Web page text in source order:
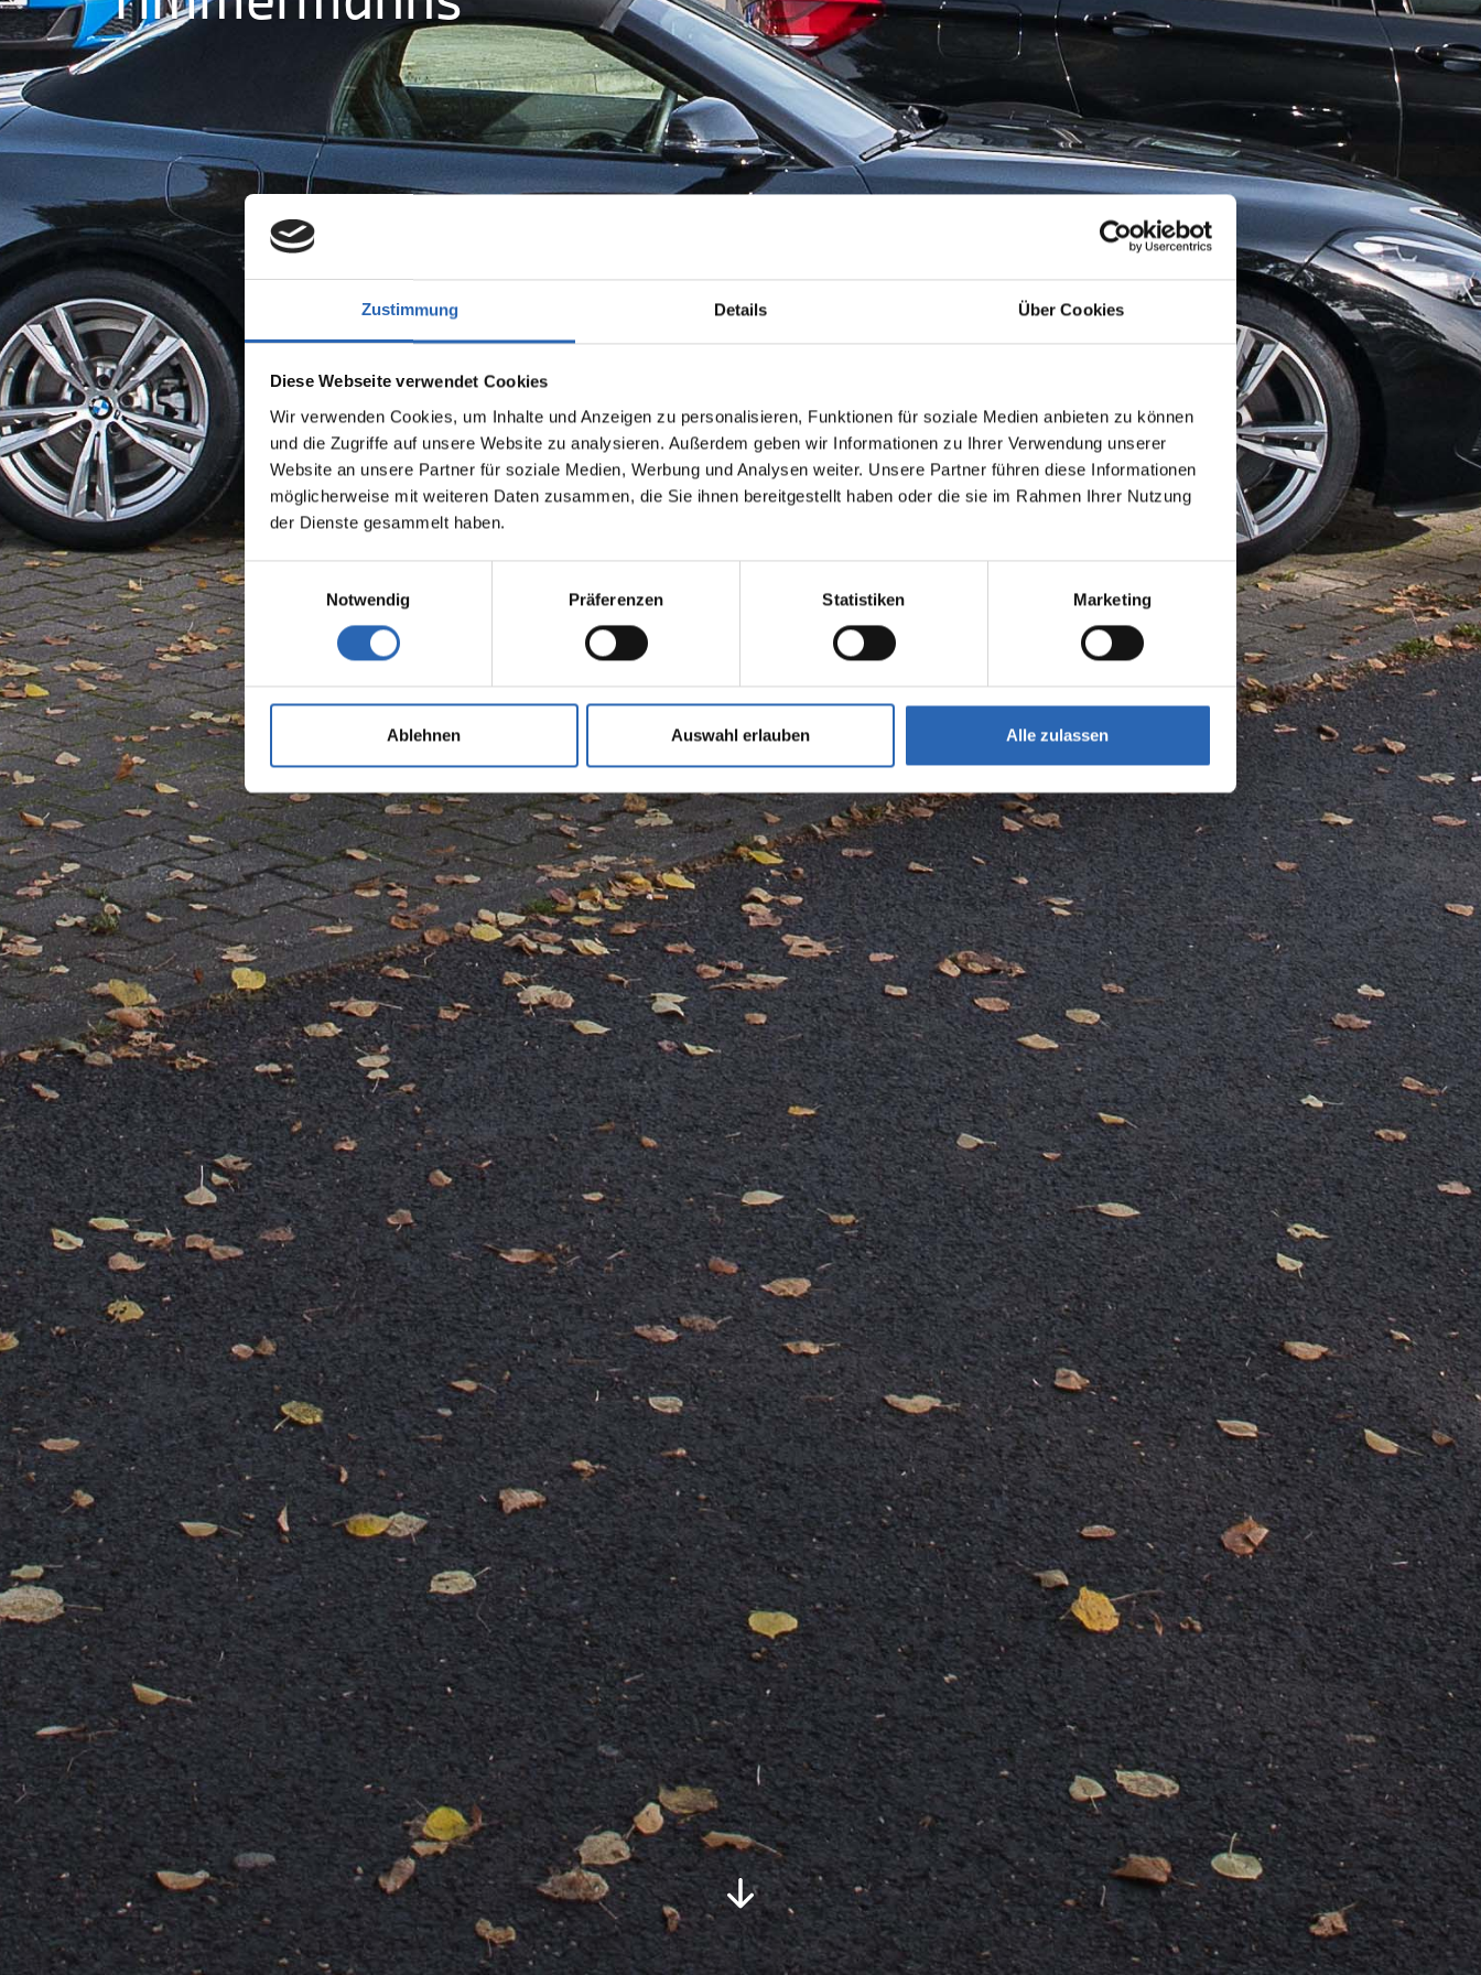
Zustimmung Details Über Cookies
Diese Webseite verwendet Cookies
Wir verwenden Cookies, um Inhalte und Anzeigen zu personalisieren, Funktionen für soziale Medien anbieten zu können
und die Zugriffe auf unsere Website zu analysieren. Außerdem geben wir Informationen zu Ihrer Verwendung unserer
Website an unsere Partner für soziale Medien, Werbung und Analysen weiter. Unsere Partner führen diese Informationen
möglicherweise mit weiteren Daten zusammen, die Sie ihnen bereitgestellt haben oder die sie im Rahmen Ihrer Nutzung
der Dienste gesammelt haben.
Einwilligungsauswahl
Notwendig
Präferenzen Statistiken Marketing
Ablehnen Auswahl erlauben Alle zulassen